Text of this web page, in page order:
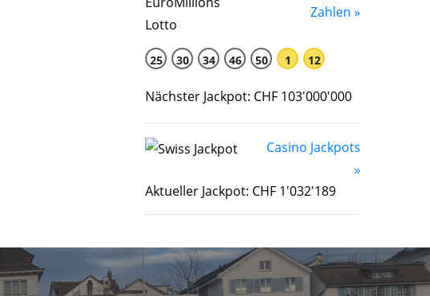
Zahlen »
25 30 34 46 50 1 12
Nächster Jackpot: CHF 103'000'000
Casino Jackpots
»
Aktueller Jackpot: CHF 1'032'189